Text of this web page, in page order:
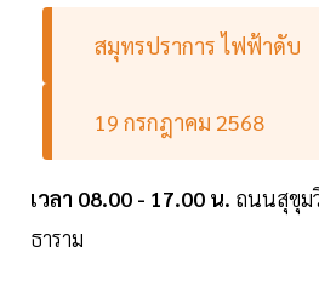
สมุทรปราการ ไฟฟ้าดับ
19 กรกฎาคม 2568
เวลา 08.00 - 17.00 น. ถนนสุขุม
ธาราม